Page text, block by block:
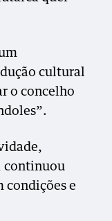
cultural
o concelho
continuou
condições e